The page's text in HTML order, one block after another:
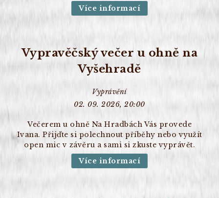
Více informací
Vypravěčský večer u ohně na
Vyšehradě
Vyprávění
02. 09. 2026, 20:00
Večerem u ohně Na Hradbách Vás provede
Ivana. Přijďte si polechnout příběhy nebo využít
open mic v závěru a sami si zkuste vyprávět.
Více informací